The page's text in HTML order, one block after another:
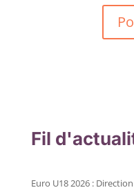
Fil
Euro U18 2026 :